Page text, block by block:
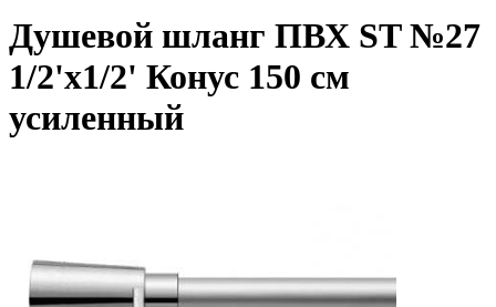
Душевой шланг ПВХ ST №27
1/2'х1/2' Конус 150 см
усиленный